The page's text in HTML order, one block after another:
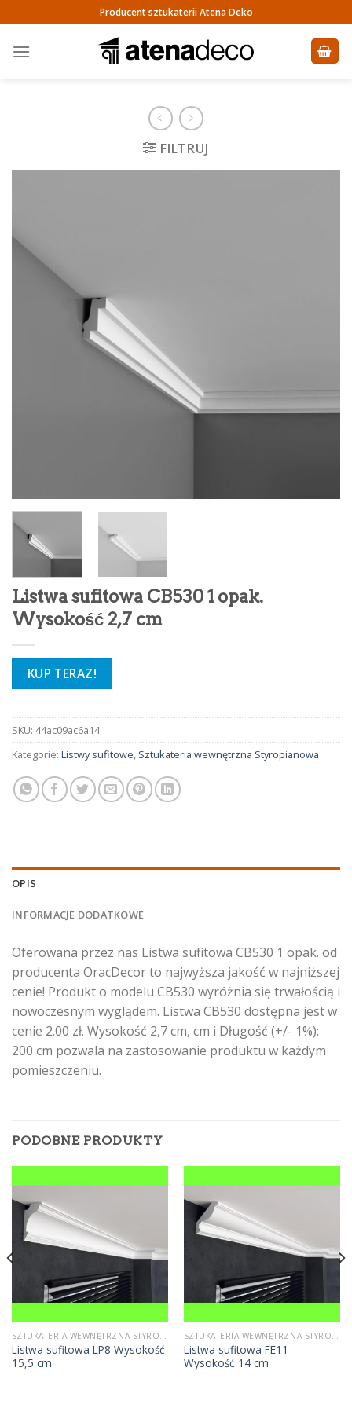
to
content
Producent sztukaterii Atena Deko
FILTRUJ
Listwa sufitowa CB530 1 opak.
Wysokość 2,7 cm
KUP TERAZ!
SKU: 44ac09ac6a14
Kategorie: Listwy sufitowe, Sztukateria wewnętrzna Styropianowa
OPIS
INFORMACJE DODATKOWE
Oferowana przez nas Listwa sufitowa CB530 1 opak. od
producenta OracDecor to najwyższa jakość w najniższej
cenie! Produkt o modelu CB530 wyróżnia się trwałością i
nowoczesnym wyglądem. Listwa CB530 dostępna jest w
cenie 2.00 zł. Wysokość 2,7 cm, cm i Długość (+/- 1%):
200 cm pozwala na zastosowanie produktu w każdym
pomieszczeniu.
PODOBNE PRODUKTY
SZTUKATERIA WEWNĘTRZNA STYROPIANOWA
Listwa sufitowa LP8 Wysokość
15,5 cm
SZTUKATERIA WEWNĘTRZNA STYROPIANOWA
Listwa sufitowa FE11
Wysokość 14 cm